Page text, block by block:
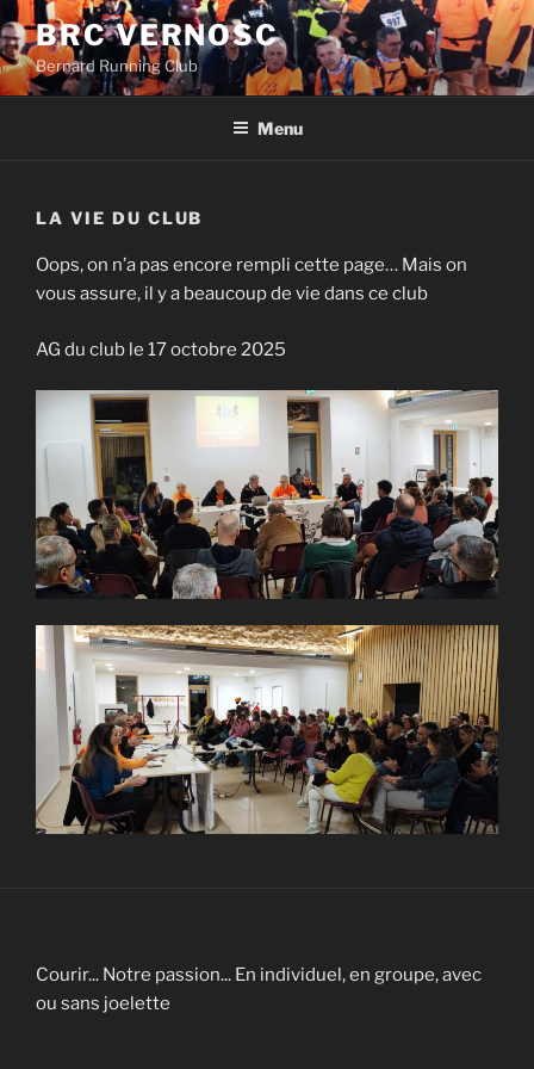
Aller
au
contenu
principal
BRC VERNOSC
Bernard Running Club
Menu
LA VIE DU CLUB
Oops, on n’a pas encore rempli cette page… Mais on
vous assure, il y a beaucoup de vie dans ce club
AG du club le 17 octobre 2025
Courir... Notre passion... En individuel, en groupe, avec
ou sans joelette